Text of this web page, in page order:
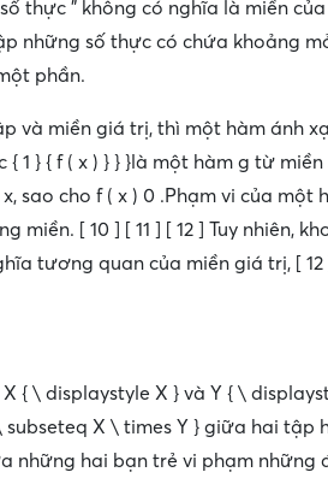
thực ” không có nghĩa là miền
những số thực có chứa khoảng
phần.
và miền giá trị, thì một hàm ánh
1 } { f ( x ) } } }là một hàm g từ
sao cho f ( x ) 0 .Phạm vi của một
[ 10 ] [ 11 ] [ 12 ] Tuy nhiên,
tương quan của miền giá trị, [ 12
{ \ displaystyle X } và Y { \
subseteq X \ times Y } giữa hai tập
những hai bạn trẻ vi phạm những